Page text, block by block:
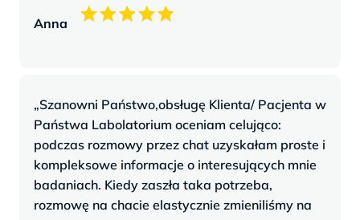
Anna
„Szanowni Państwo,obsługę Klienta/ Pacjenta w
Państwa Labolatorium oceniam celująco:
podczas rozmowy przez chat uzyskałam proste i
kompleksowe informacje o interesujących mnie
badaniach. Kiedy zaszła taka potrzeba,
rozmowę na chacie elastycznie zmieniliśmy na